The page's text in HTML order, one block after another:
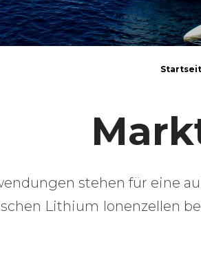
stehen für eine
Lithium Ionenzellen